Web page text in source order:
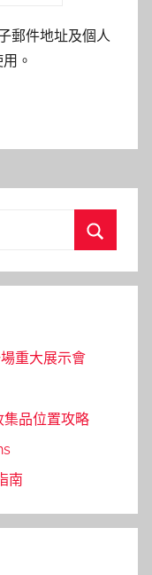
郵件地址及個人
。
重大展示會
集品位置攻略
南